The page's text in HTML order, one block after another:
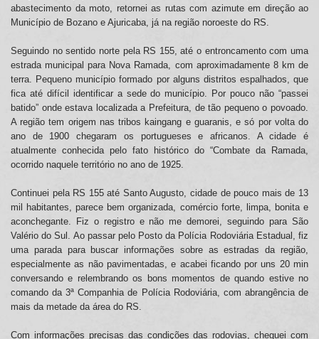
abastecimento da moto, retornei as rutas com azimute em direção ao
Município de Bozano e Ajuricaba, já na região noroeste do RS.
Seguindo no sentido norte pela RS 155, até o entroncamento com uma
estrada municipal para Nova Ramada, com aproximadamente 8 km de
terra. Pequeno município formado por alguns distritos espalhados, que
fica até difícil identificar a sede do município. Por pouco não “passei
batido” onde estava localizada a Prefeitura, de tão pequeno o povoado.
A região tem origem nas tribos kaingang e guaranis, e só por volta do
ano de 1900 chegaram os portugueses e africanos. A cidade é
atualmente conhecida pelo fato histórico do “Combate da Ramada,
ocorrido naquele território no ano de 1925.
Continuei pela RS 155 até Santo Augusto, cidade de pouco mais de 13
mil habitantes, parece bem organizada, comércio forte, limpa, bonita e
aconchegante. Fiz o registro e não me demorei, seguindo para São
Valério do Sul. Ao passar pelo Posto da Polícia Rodoviária Estadual, fiz
uma parada para buscar informações sobre as estradas da região,
especialmente as não pavimentadas, e acabei ficando por uns 20 min
conversando e relembrando os bons momentos de quando estive no
comando da 3ª Companhia de Polícia Rodoviária, com abrangência de
mais da metade da área do RS.
Com informações precisas das condições das rodovias, cheguei com